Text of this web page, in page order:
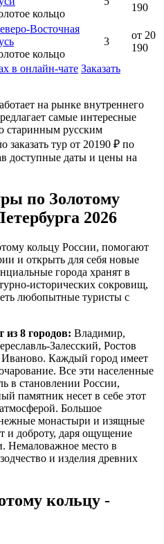
кольцо
190
Восточная
кольцо
3
от 20
190
в онлайн-чате Заказать
на рынке внутреннего
самые интересные
старинным русским
тур от 20190 ₽ по
доступные даты и цены на
по Золотому
2026
кольцу России, помогают
и открыть для себя новые
города хранят в
исторических сокровищ,
любопытные туристы с
из 8 городов: Владимир,
Залесский, Ростов
Каждый город имеет
Все эти населенные
в становлении России,
памятник несет в себе этот
Большое
монастыри и изящные
и доброту, даря ощущение
Немаловажное место в
и изделия древних
кольцу -